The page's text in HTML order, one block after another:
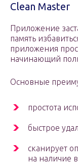
Clean Master
Приложение
память
приложения
начинающий
Основные
простота
быстрое
сканирует
на наличие